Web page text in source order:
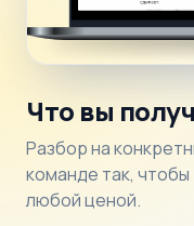
Что вы
Разбор на
команде так,
любой ценой.